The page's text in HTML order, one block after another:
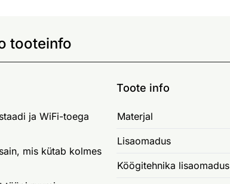
tooteinfo
ja WiFi-toega
mis kütab kolmes
Toote info
Materjal
Lisaomadus
Köögitehnika lisaomadus